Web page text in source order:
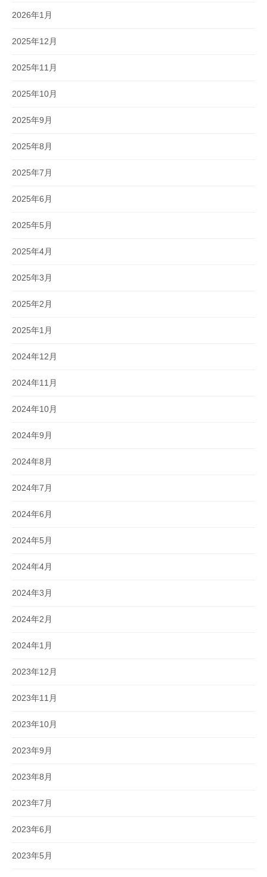
2026年1月
2025年12月
2025年11月
2025年10月
2025年9月
2025年8月
2025年7月
2025年6月
2025年5月
2025年4月
2025年3月
2025年2月
2025年1月
2024年12月
2024年11月
2024年10月
2024年9月
2024年8月
2024年7月
2024年6月
2024年5月
2024年4月
2024年3月
2024年2月
2024年1月
2023年12月
2023年11月
2023年10月
2023年9月
2023年8月
2023年7月
2023年6月
2023年5月